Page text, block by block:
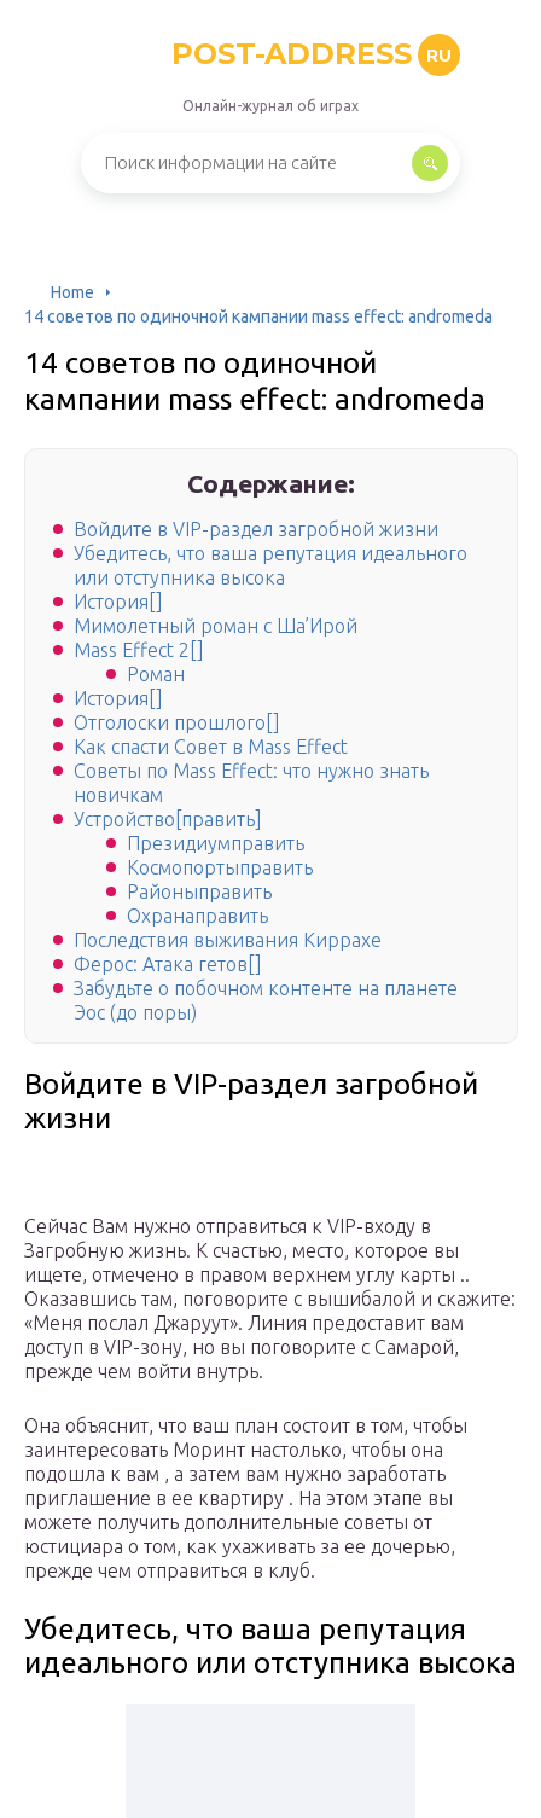
POST-ADDRESS RU
Онлайн-журнал об играх
Home
14 советов по одиночной кампании mass effect: andromeda
14 советов по одиночной
кампании mass effect: andromeda
Содержание:
Войдите в VIP-раздел загробной жизни
Убедитесь, что ваша репутация идеального
или отступника высока
История[]
Мимолетный роман с Ша’Ирой
Mass Effect 2[]
Роман
История[]
Отголоски прошлого[]
Как спасти Совет в Mass Effect
Советы по Mass Effect: что нужно знать
новичкам
Устройство[править]
Президиумправить
Космопортыправить
Районыправить
Охранаправить
Последствия выживания Киррахе
Ферос: Атака гетов[]
Забудьте о побочном контенте на планете
Эос (до поры)
Войдите в VIP-раздел загробной
жизни
Сейчас Вам нужно отправиться к VIP-входу в
Загробную жизнь. К счастью, место, которое вы
ищете, отмечено в правом верхнем углу карты ..
Оказавшись там, поговорите с вышибалой и скажите:
«Меня послал Джаруут». Линия предоставит вам
доступ в VIP-зону, но вы поговорите с Самарой,
прежде чем войти внутрь.
Она объяснит, что ваш план состоит в том, чтобы
заинтересовать Моринт настолько, чтобы она
подошла к вам , а затем вам нужно заработать
приглашение в ее квартиру . На этом этапе вы
можете получить дополнительные советы от
юстициара о том, как ухаживать за ее дочерью,
прежде чем отправиться в клуб.
Убедитесь, что ваша репутация
идеального или отступника высока